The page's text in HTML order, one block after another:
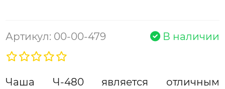
Артикул: 00-00-479 В наличии
Чаша Ч-480 является отличным